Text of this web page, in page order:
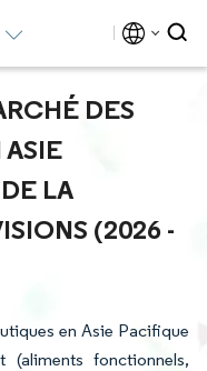
DES
LA
(2026 -
en Asie Pacifique
fonctionnels,